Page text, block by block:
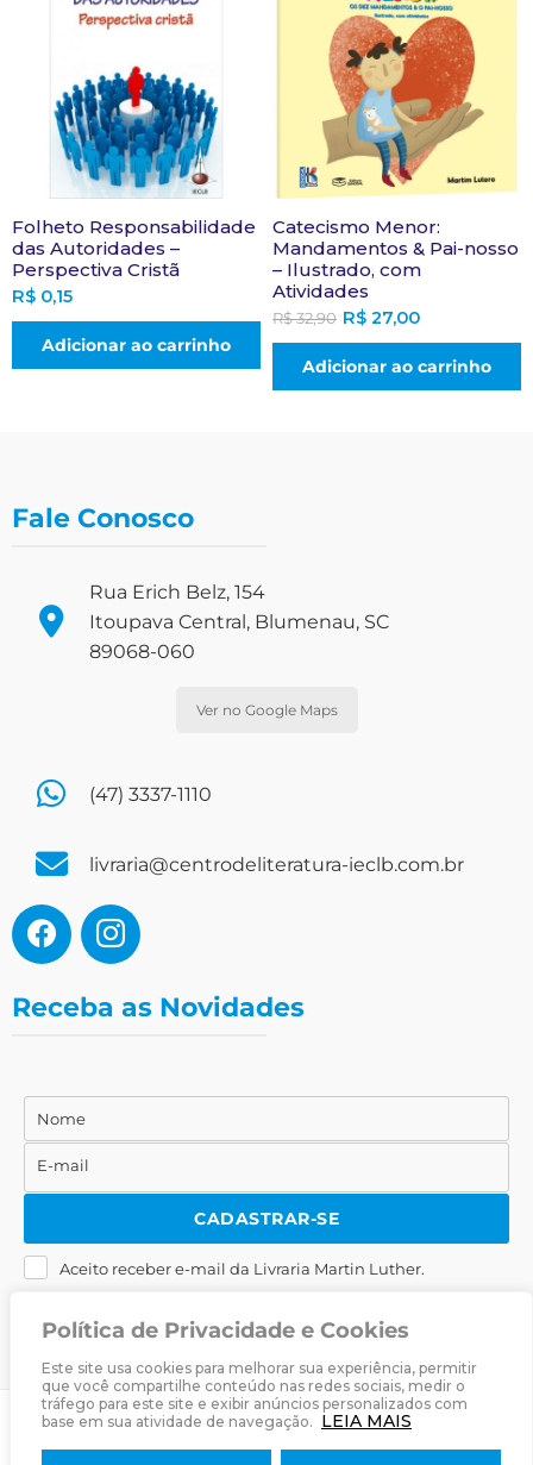
Política de Privacidade e Cookies
Este site usa cookies para melhorar sua experiência, permitir
que você compartilhe conteúdo nas redes sociais, medir o
tráfego para este site e exibir anúncios personalizados com
base em sua atividade de navegação. LEIA MAIS
Folheto Responsabilidade
das Autoridades –
Perspectiva Cristã
R$ 0,15
Adicionar ao carrinho
Catecismo Menor:
Mandamentos & Pai-nosso
– Ilustrado, com
Atividades
R$32,90 R$ 27,00
Adicionar ao carrinho
Fale Conosco
Rua Erich Belz, 154
Itoupava Central, Blumenau, SC
89068-060
Ver no Google Maps
(47) 3337-1110
livraria@centrodeliteratura-ieclb.com.br
Receba as Novidades
Nome
Nome
E-
mail
E-mail
CADASTRAR-SE
Aceito receber e-mail da Livraria Martin Luther.
Livraria Martin Luther· Desenvolvido porZwei Arts